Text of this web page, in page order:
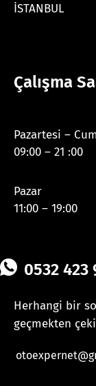
İSTANBUL
Çalışma
Pazartesi –
09:00 – 21 :00
Pazar
11:00 – 19:00
0532 423
Herhangi bir
geçmekten